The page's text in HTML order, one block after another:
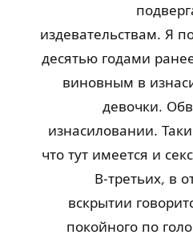
издевательствам. Я
десятью годами
виновным в
девочки.
изнасиловании.
что тут имеется и
В-третьих, в
вскрытии
покойного по